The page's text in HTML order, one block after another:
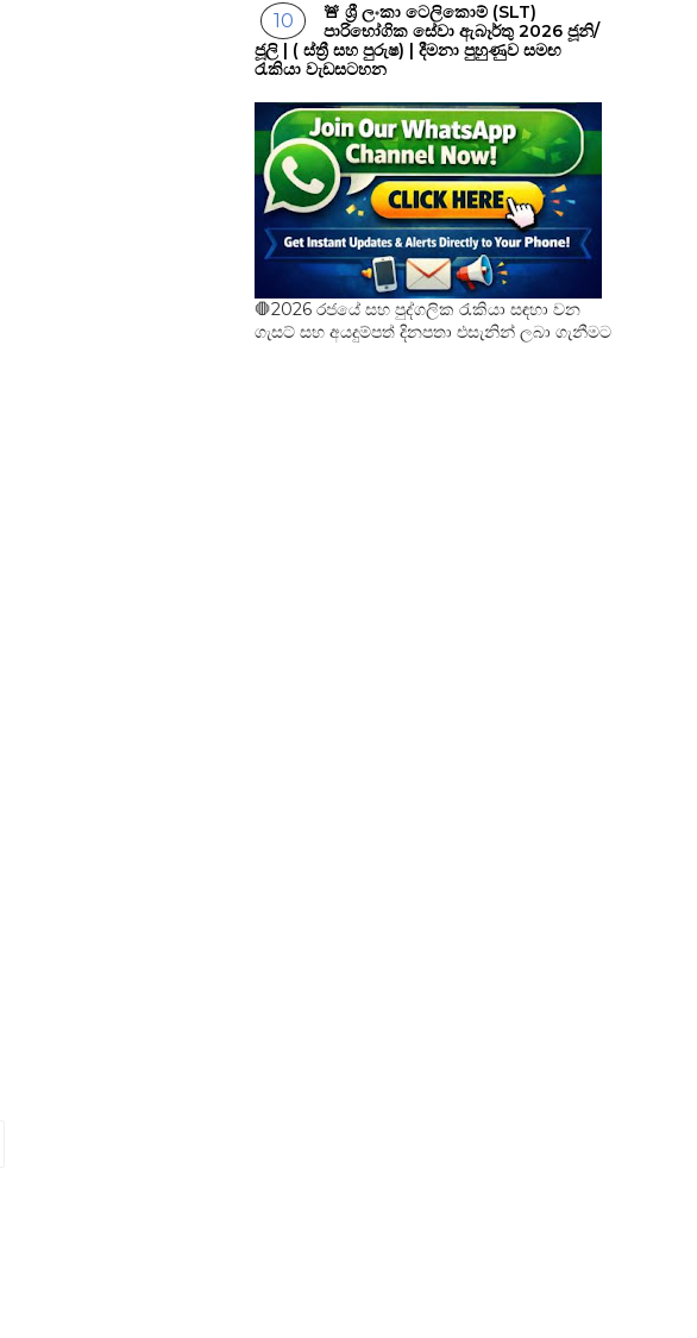
🚨 ශ්‍රී ලංකා ටෙලිකොම් (SLT)
පාරිභෝගික සේවා ඇබෑර්තු 2026 ජූනි/
ජූලි | ( ස්ත්‍රී සහ පුරුෂ) | දීමනා පුහුණුව සමඟ
රැකියා වැඩසටහන
🛑2026 රජයේ සහ පුද්ගලික රැකියා සඳහා වන
ගැසට් සහ අයදුම්පත් දිනපතා එසැනින් ලබා ගැනීමට